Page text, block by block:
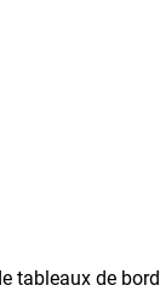
tableaux de bord